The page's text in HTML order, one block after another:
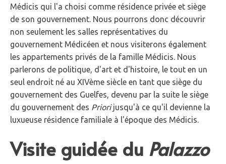
Médicis qui l'a choisi comme résidence privée et siège
de son gouvernement. Nous pourrons donc découvrir
non seulement les salles représentatives du
gouvernement Médicéen et nous visiterons également
les appartements privés de la famille Médicis. Nous
parlerons de politique, d'art et d'histoire, le tout en un
seul endroit né au XIVème siècle en tant que siège du
gouvernement des Guelfes, devenu par la suite le siège
du gouvernement des Priorijusqu'à ce qu'il devienne la
luxueuse résidence familiale à l'époque des Médicis.
Visite guidée du Palazzo